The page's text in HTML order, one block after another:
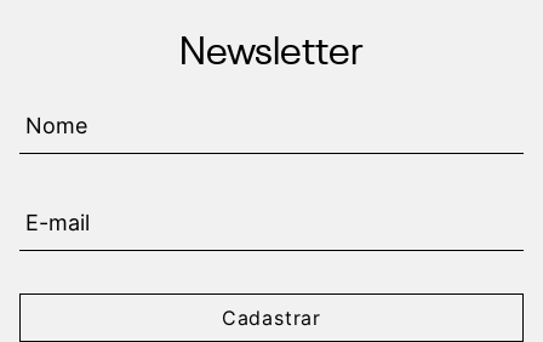
Newsletter
Cadastrar